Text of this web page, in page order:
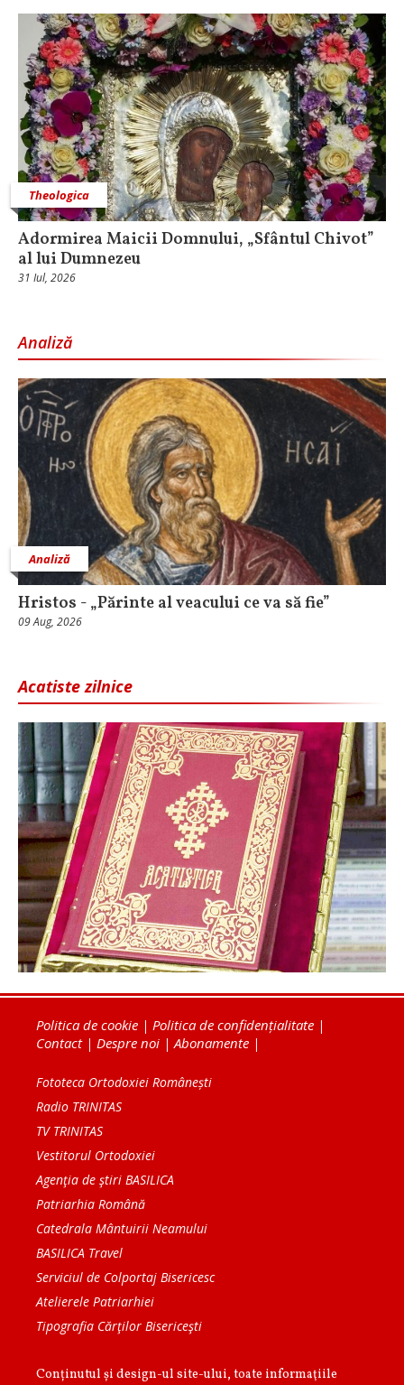
Theologica
Adormirea Maicii Domnului, „Sfântul Chivot”
al lui Dumnezeu
31 Iul, 2026
Analiză
Analiză
Hristos - „Părinte al veacului ce va să fie”
09 Aug, 2026
Acatiste zilnice
Politica de cookie | Politica de confidențialitate |
Contact| Despre noi |Abonamente |
Fototeca Ortodoxiei Românești
Radio TRINITAS
TV TRINITAS
Vestitorul Ortodoxiei
Agenţia de ştiri BASILICA
Patriarhia Română
Catedrala Mântuirii Neamului
BASILICA Travel
Serviciul de Colportaj Bisericesc
Atelierele Patriarhiei
Tipografia Cărţilor Bisericeşti
Conținutul și design-ul site-ului, toate informaţiile